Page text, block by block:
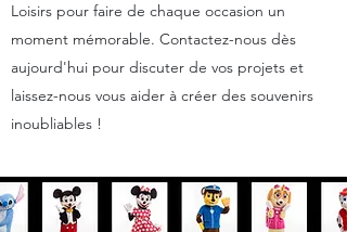
Loisirs pour faire de chaque occasion un
moment mémorable. Contactez-nous dès
aujourd'hui pour discuter de vos projets et
laissez-nous vous aider à créer des souvenirs
inoubliables !